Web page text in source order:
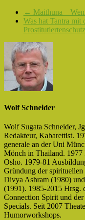
← Maithuna –
Was hat Tantra mit
Wolf Schneider
Wolf Sugata Schneider,
Redakteur, Kabarettist.
generale an der Uni
Mönch in Thailand. 1977
Osho. 1979-81
Gründung der spirituellen
Divya Ashram (1980)
(1991). 1985-2015 Hrsg.
Connection Spirit und
Specials. Seit 2007
Humorworkshops.